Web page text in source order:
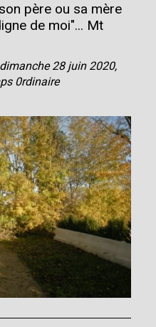
père ou sa mère
de moi"... Mt
28 juin 2020,
0rdinaire